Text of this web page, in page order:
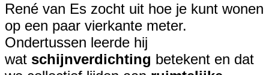
René van Es zocht uit hoe je kunt wonen
op een paar vierkante meter.
Ondertussen leerde hij
wat schijnverdichting betekent en dat